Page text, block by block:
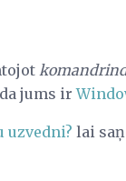
jums ir
uzvedni? lai